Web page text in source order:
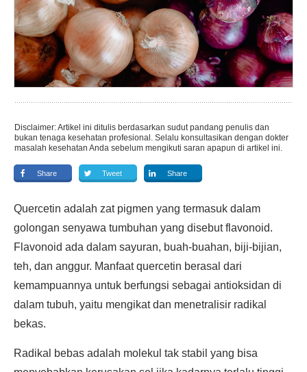
Disclaimer: Artikel ini ditulis berdasarkan sudut pandang penulis dan
bukan tenaga kesehatan profesional. Selalu konsultasikan dengan dokter
masalah kesehatan Anda sebelum mengikuti saran apapun di artikel ini.
Share Tweet Share
Quercetin adalah zat pigmen yang termasuk dalam
golongan senyawa tumbuhan yang disebut flavonoid.
Flavonoid ada dalam sayuran, buah-buahan, biji-bijian,
teh, dan anggur. Manfaat quercetin berasal dari
kemampuannya untuk berfungsi sebagai antioksidan di
dalam tubuh, yaitu mengikat dan menetralisir radikal
bekas.
Radikal bebas adalah molekul tak stabil yang bisa